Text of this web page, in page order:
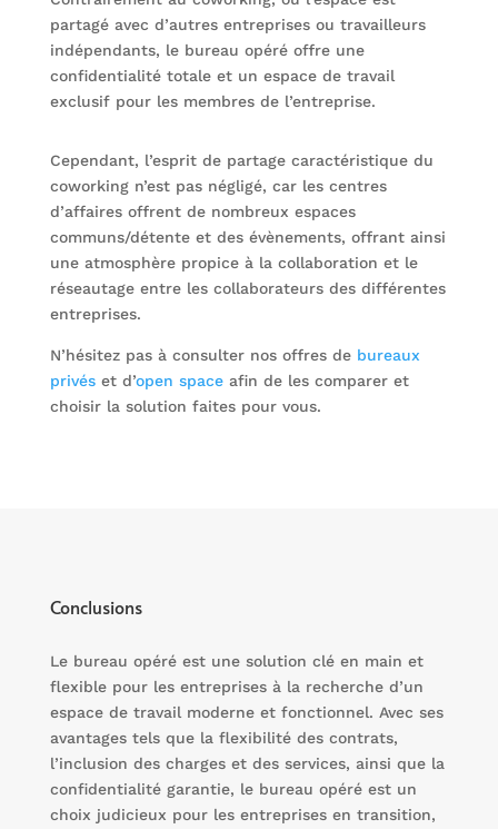
partagé avec d’autres entreprises ou travailleurs
indépendants, le bureau opéré offre une
confidentialité totale et un espace de travail
exclusif pour les membres de l’entreprise.
Cependant, l’esprit de partage caractéristique du
coworking n’est pas négligé, car les centres
d’affaires offrent de nombreux espaces
communs/détente et des évènements, offrant ainsi
une atmosphère propice à la collaboration et le
réseautage entre les collaborateurs des différentes
entreprises.
N’hésitez pas à consulter nos offres de bureaux
privéset d’open spaceafin de les comparer et
choisir la solution faites pour vous.
Conclusions
Le bureau opéré est une solution clé en main et
flexible pour les entreprises à la recherche d’un
espace de travail moderne et fonctionnel. Avec ses
avantages tels que la flexibilité des contrats,
l’inclusion des charges et des services, ainsi que la
confidentialité garantie, le bureau opéré est un
choix judicieux pour les entreprises en transition,